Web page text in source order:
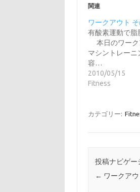
関連
ワークアウト
有酸素運動で
本日のワー
マシントレーニ
容…
2010/05/15
Fitness
カテゴリー:
投稿ナビゲー
← ワークア